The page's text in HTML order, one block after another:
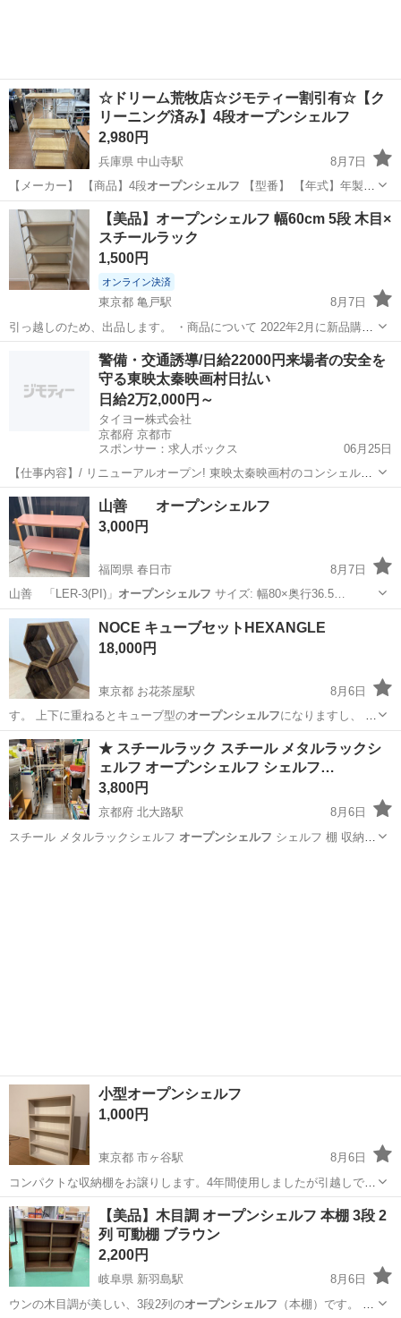
☆ドリーム荒牧店☆ジモティー割引有☆【ク
リーニング済み】4段オープンシェルフ
2,980円
兵庫県 中山寺駅
8月7日
【メーカー】 【商品】4段オープンシェルフ 【型番】 【年式】年製
【サ…
兵庫 伊丹市 中山寺駅 収納家具 ドリーム
【美品】オープンシェルフ 幅60cm 5段 木目×
スチールラック
1,500円
オンライン決済
東京都 亀戸駅
8月7日
引っ越しのため、出品します。 ・商品について 2022年2月に新品購入
しました。 室内のみで使用しており、大きな傷や破損はありません。
通常使用に伴う多少の擦り傷などはありますが、使用には全く問題あ
江東区 亀戸駅 収納家具
警備・交通誘導/日給22000円来場者の安全を
守る東映太秦映画村日払い
日給2万2,000円～
タイヨー株式会社
京都府 京都市
スポンサー：求人ボックス
06月25日
【仕事内容】/ リニューアルオープン! 東映太秦映画村のコンシェルジ
ュ! お仕事内容 リニューアルオープンする東映太秦映画村での 警備ス
タッフをお願いします! 目指せ!「おもてなし」のできる警備員! 具体的
には…? ・出入管理業務...
アルバイト・パート
山善 オープンシェルフ
3,000円
福岡県 春日市
8月7日
山善 「LER-3(PI)」 オープンシェルフ サイズ: 幅80×奥行36.5…
福岡 春日市 収納家具
NOCE キューブセットHEXANGLE
18,000円
東京都 お花茶屋駅
8月6日
す。 上下に重ねるとキューブ型のオープンシェルフになりますし、 横
に配置してロー…
東京 葛飾区 お花茶屋駅 インテリア雑貨/小物
★ スチールラック スチール メタルラックシ
ェルフ オープンシェルフ シェルフ…
3,800円
京都府 北大路駅
8月6日
スチール メタルラックシェルフ オープンシェルフ シェルフ 棚 収納棚
小型オープンシェルフ
1,000円
東京都 市ヶ谷駅
8月6日
コンパクトな収納棚をお譲りします。4年間使用しましたが引越しで使
う機会がなくなりました。状態は良好で、収納スペースが必要な方に
まだまだお使いいただけます。 寸法： 幅：60cm 高さ：58cm 奥行
き：15cm 詳細...
東京 千代田区 市ヶ谷駅 収納家具
【美品】木目調 オープンシェルフ 本棚 3段 2
列 可動棚 ブラウン
2,200円
岐阜県 新羽島駅
8月6日
ウンの木目調が美しい、3段2列のオープンシェルフ （本棚）です。 可